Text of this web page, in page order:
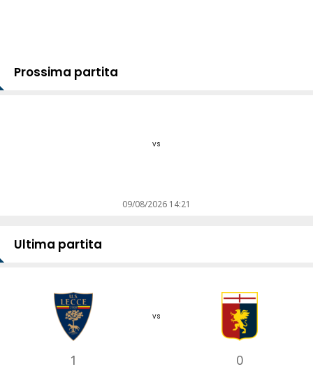
Prossima partita
vs
09/08/2026 14:21
Ultima partita
1
vs
0